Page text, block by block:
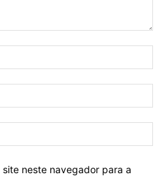
neste navegador para a